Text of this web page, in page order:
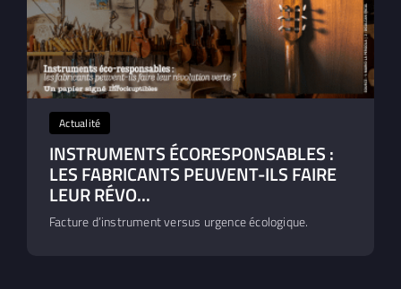
Actualité
INSTRUMENTS ÉCORESPONSABLES :
LES FABRICANTS PEUVENT-ILS FAIRE
LEUR RÉVO...
Facture d’instrument versus urgence écologique.